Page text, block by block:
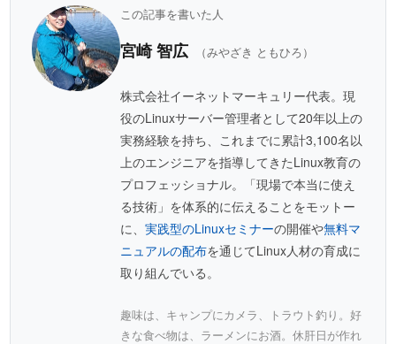
この記事を書いた人
宮崎 智広 （みやざき ともひろ）
株式会社イーネットマーキュリー代表。現
役のLinuxサーバー管理者として20年以上の
実務経験を持ち、これまでに累計3,100名以
上のエンジニアを指導してきたLinux教育の
プロフェッショナル。「現場で本当に使え
る技術」を体系的に伝えることをモットー
に、実践型のLinuxセミナーの開催や無料マ
ニュアルの配布を通じてLinux人材の育成に
取り組んでいる。
趣味は、キャンプにカメラ、トラウト釣り。好
きな食べ物は、ラーメンにお酒。休肝日が作れ